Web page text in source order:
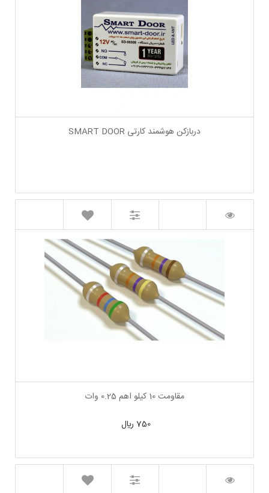
دربازکن هوشمند کارتی SMART DOOR
مقاومت 10 کیلو اهم 0.25 وات
750 ﷼